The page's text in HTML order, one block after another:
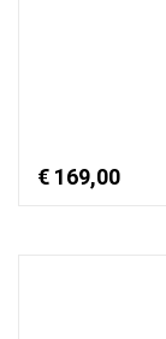
€ 169,00